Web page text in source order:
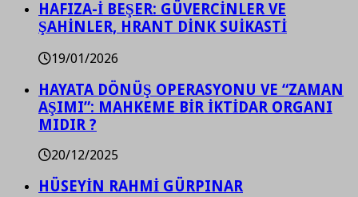
HAFIZA-İ BEŞER: GÜVERCİNLER VE
ŞAHİNLER, HRANT DİNK SUİKASTİ
19/01/2026
HAYATA DÖNÜŞ OPERASYONU VE “ZAMAN
AŞIMI”: MAHKEME BİR İKTİDAR ORGANI
MIDIR ?
20/12/2025
HÜSEYİN RAHMİ GÜRPINAR